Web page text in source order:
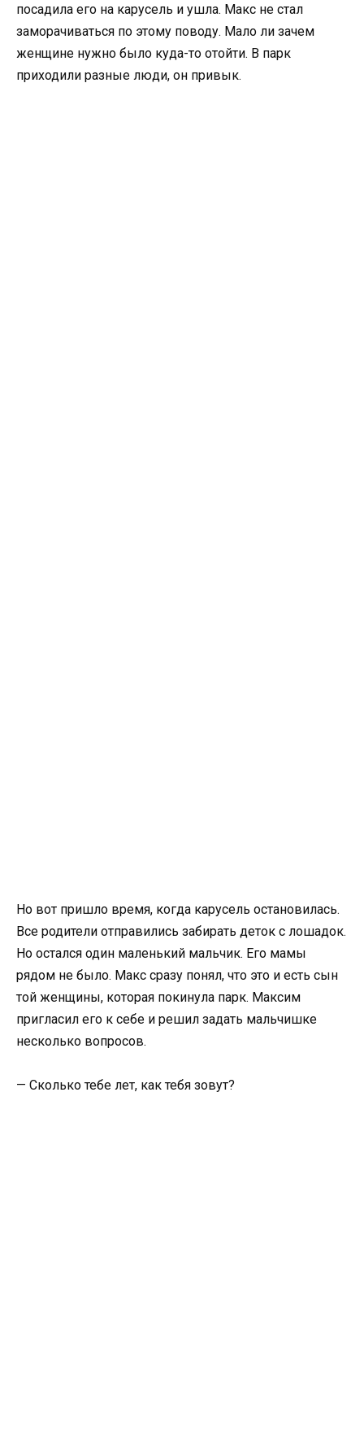
посадила его на карусель и ушла. Макс не стал
заморачиваться по этому поводу. Мало ли зачем
женщине нужно было куда-то отойти. В парк
приходили разные люди, он привык.
Но вот пришло время, когда карусель остановилась.
Все родители отправились забирать деток с лошадок.
Но остался один маленький мальчик. Его мамы
рядом не было. Макс сразу понял, что это и есть сын
той женщины, которая покинула парк. Максим
пригласил его к себе и решил задать мальчишке
несколько вопросов.
— Сколько тебе лет, как тебя зовут?